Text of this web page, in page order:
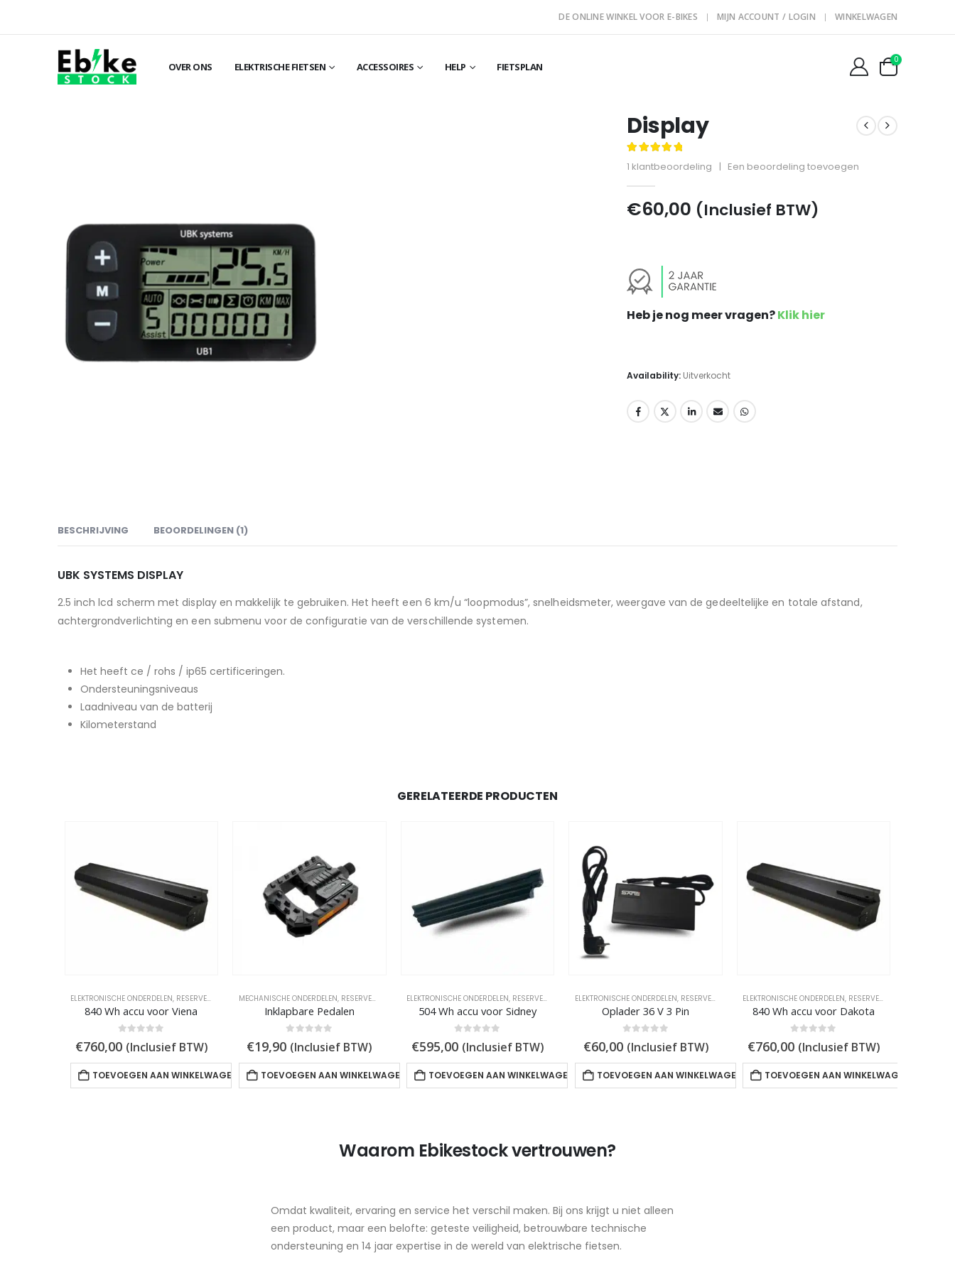
DE ONLINE WINKEL VOOR E-BIKES MIJN ACCOUNT / LOGIN WINKELWAGEN
OVER ONS ELEKTRISCHE FIETSEN ACCESSOIRES HELP FIETSPLAN
0
Display
1 klantbeoordeling | Een beoordeling toevoegen
€60,00 (Inclusief BTW)
Heb je nog meer vragen?Klik hier
Availability: Uitverkocht
BESCHRIJVING BEOORDELINGEN (1)
UBK SYSTEMS DISPLAY
2.5 inch lcd scherm met display en makkelijk te gebruiken. Het heeft een 6 km/u “loopmodus”, snelheidsmeter, weergave van de gedeeltelijke en totale afstand,
achtergrondverlichting en een submenu voor de configuratie van de verschillende systemen.
Het heeft ce / rohs / ip65 certificeringen.
Ondersteuningsniveaus
Laadniveau van de batterij
Kilometerstand
GERELATEERDE PRODUCTEN
ELEKTRONISCHE ONDERDELEN, RESERVEONDERDELEN
840 Wh accu voor Viena
€760,00 (Inclusief BTW)
TOEVOEGEN AAN WINKELWAGEN
MECHANISCHE ONDERDELEN, RESERVEONDERDELEN
Inklapbare Pedalen
€19,90 (Inclusief BTW)
TOEVOEGEN AAN WINKELWAGEN
ELEKTRONISCHE ONDERDELEN, RESERVEONDERDELEN
504 Wh accu voor Sidney
€595,00 (Inclusief BTW)
TOEVOEGEN AAN WINKELWAGEN
ELEKTRONISCHE ONDERDELEN, RESERVEONDERDELEN
Oplader 36 V 3 Pin
€60,00 (Inclusief BTW)
TOEVOEGEN AAN WINKELWAGEN
ELEKTRONISCHE ONDERDELEN, RESERVEONDERDELEN
840 Wh accu voor Dakota
€760,00 (Inclusief BTW)
TOEVOEGEN AAN WINKELWAGEN
Waarom Ebikestock vertrouwen?
Omdat kwaliteit, ervaring en service het verschil maken. Bij ons krijgt u niet alleen
een product, maar een belofte: geteste veiligheid, betrouwbare technische
ondersteuning en 14 jaar expertise in de wereld van elektrische fietsen.